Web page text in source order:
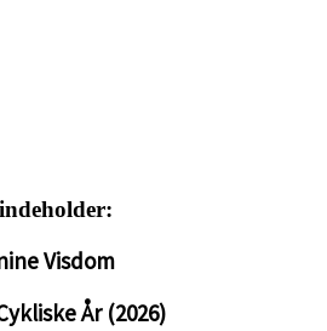
Visdom
År (2026)